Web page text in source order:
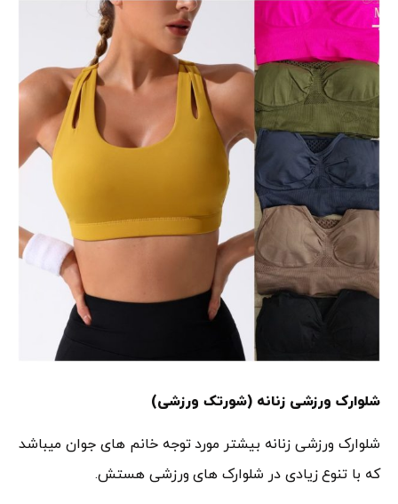
شلوارک ورزشی زنانه (شورتک ورزشی)
شلوارک ورزشی زنانه بیشتر مورد توجه خانم های جوان میباشد
که با تنوع زیادی در شلوارک های ورزشی هستش.